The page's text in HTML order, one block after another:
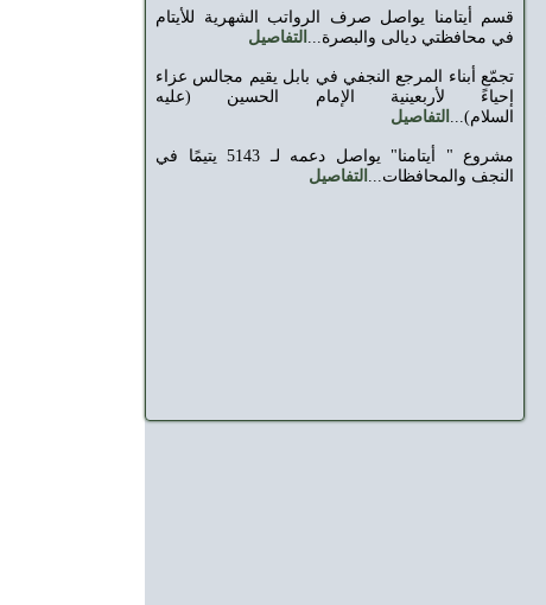
قسم أيتامنا يواصل صرف الرواتب الشهرية للأيتام
في محافظتي ديالى والبصرة... التفاصيل
تجمّع أبناء المرجع النجفي في بابل يقيم مجالس عزاء
إحياءً ‏لأربعينية الإمام الحسين (عليه
السلام)‏... التفاصيل
مشروع " أيتامنا" يواصل دعمه لـ 5143 يتيمًا في
النجف والمحافظات... التفاصيل